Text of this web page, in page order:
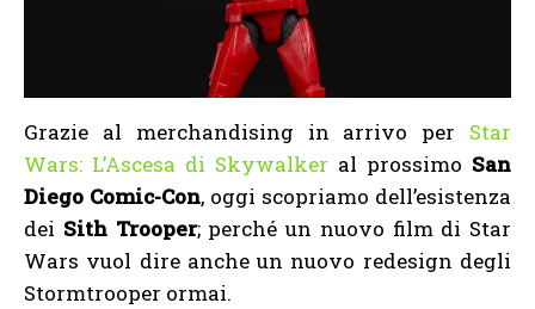
Grazie al merchandising in arrivo per Star
Wars: L’Ascesa di Skywalker al prossimo San
Diego Comic-Con, oggi scopriamo dell’esistenza
dei Sith Trooper; perché un nuovo film di Star
Wars vuol dire anche un nuovo redesign degli
Stormtrooper ormai.